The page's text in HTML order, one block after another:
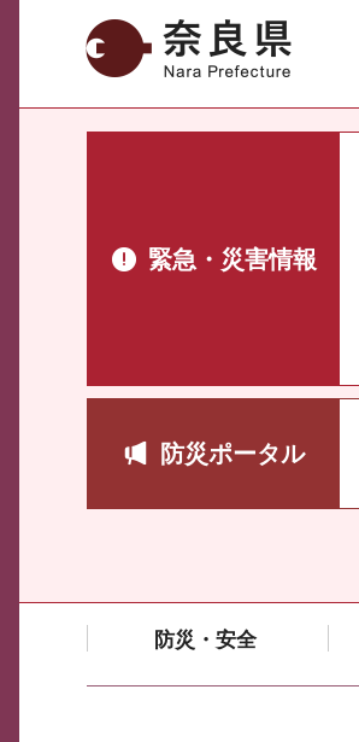
奈良県
緊急・災害情報
防災ポータル
防災・安全